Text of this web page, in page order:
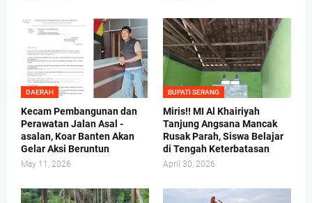
DAERAH
Kecam Pembangunan dan
Perawatan Jalan Asal -
asalan, Koar Banten Akan
Gelar Aksi Beruntun
May 11, 2026
BUPATI SERANG
Miris!! MI Al Khairiyah
Tanjung Angsana Mancak
Rusak Parah, Siswa Belajar
di Tengah Keterbatasan
April 30, 2026